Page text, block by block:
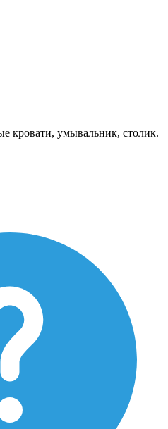
кровати, умывальник, столик.